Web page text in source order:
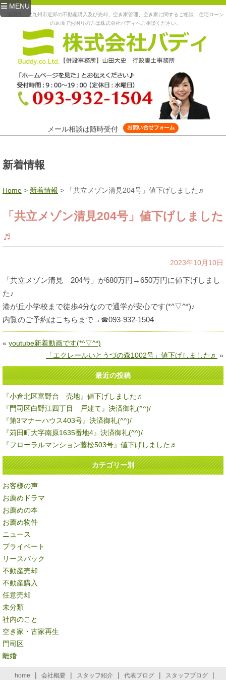
MENU
福岡県、北九州市近郊の不動産購入及び売却、空き家管理、空き家に関するご相談、住宅ローン
の返済でお困りの方は株式会社バディへご相談ください。
メール相談は随時受付
新着情報
Home > 新着情報 > 「共立メゾン清見204号」値下げしました♬
「共立メゾン清見204号」値下げしました
♬
2023年10月10日
「共立メゾン清見 204号」が680万円→650万円に値下げしまし
た♪
港が丘小学校まで徒歩4分なので通学が安心です(*^▽^*)♪
内覧のご予約はこちらまで→☎093-932-1504
« youtube新着動画です(*^▽^*)
「エクレールいとうづの森1002号」値下げしました♬ »
最近の投稿
『小倉北区富野台 売地』値下げしました♬
『門司区白野江四丁目 戸建て』決済御礼(^^)/
『第3マナーハウス403号』決済御礼(^^)/
『苅田町大字南原1635番地4』決済御礼(^^)/
『フローラルマンション藤松503号』値下げしました♬
カテゴリー別
お客様の声
お薦めドラマ
お薦めの本
お薦め物件
ニュース
プライベート
リースバック
不動産売却
不動産購入
任意売却
未分類
社内のこと
空き家・古家再生
門司区
離婚
home | 会社概要 | スタッフ紹介 | 代表ブログ | スタッフブログ |